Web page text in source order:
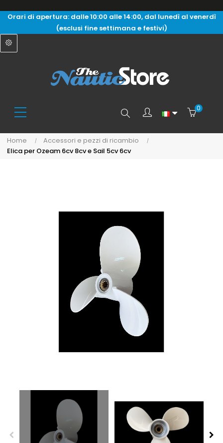
Orari di apertura: dalle 10:00 alle 14:00, dal lunedì al venerdì
(esclusi fine settimana e festivi)
Search
here...
0
Home
Accessori e pezzi di ricambio
Elica per Ozeam 6cv 8cv e Sail 5cv 6cv